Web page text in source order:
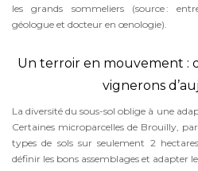
les grands sommeliers (source :
géologue et docteur en œnologie).
Un terroir en mouvement :
vignerons
La diversité du sous-sol oblige à une
Certaines microparcelles de Brouilly,
types de sols sur seulement 2
définir les bons assemblages et adapter